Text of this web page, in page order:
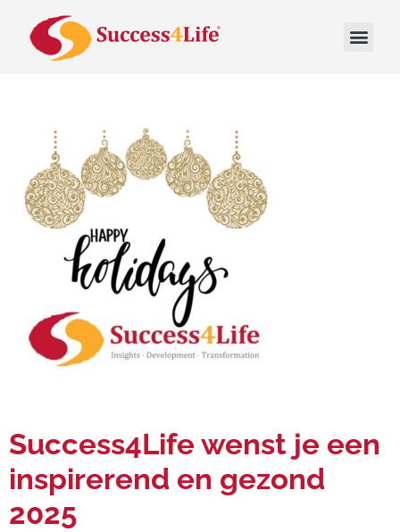
Success4Life wenst je een
inspirerend en gezond
2025